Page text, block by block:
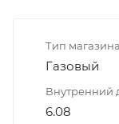
Тип магазина
Газовый
Внутренний
6.08